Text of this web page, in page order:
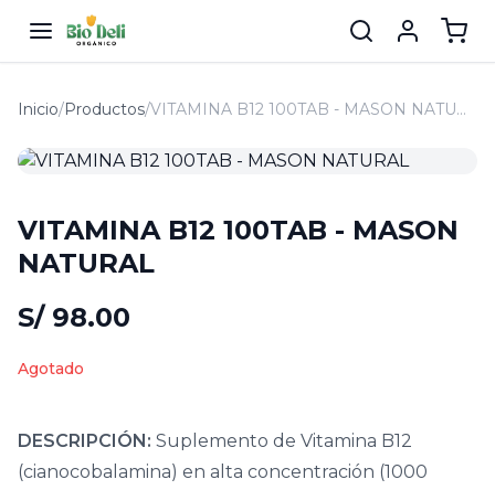
Inicio/Productos/ VITAMINA B12 100TAB - MASON NATURAL
VITAMINA B12 100TAB - MASON
NATURAL
S/ 98.00
Agotado
DESCRIPCIÓN: Suplemento de Vitamina B12
(cianocobalamina) en alta concentración (1000